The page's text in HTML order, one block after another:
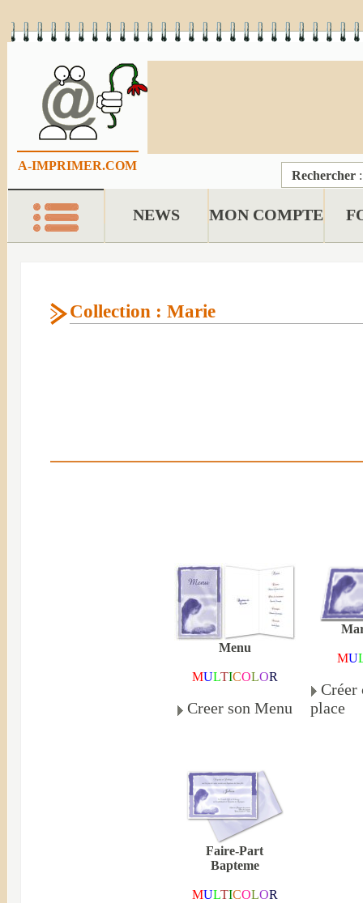
A-IMPRIMER.COM
Rechercher
NEWS MON COMPTE
Collection : Marie
Menu
MULTICOLOR
Creer son Menu
MU
Créer
place
Faire-Part
Bapteme
MULTICOLOR